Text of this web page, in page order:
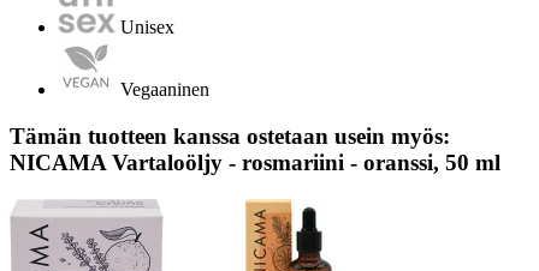
Unisex
Vegaaninen
Tämän tuotteen kanssa ostetaan usein myös:
NICAMA Vartaloöljy - rosmariini - oranssi, 50 ml